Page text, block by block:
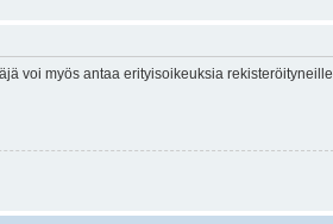
voi myös antaa erityisoikeuksia rekisteröityneille